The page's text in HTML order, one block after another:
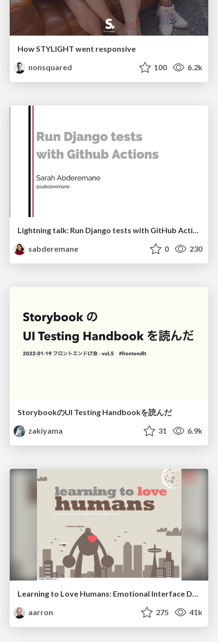
How STYLIGHT went responsive
nonsquared
100 6.2k
Lightning talk: Run Django tests with GitHub Actions
sabderemane
0 230
StorybookのUI Testing Handbookを読んだ
zakiyama
31 6.9k
Learning to Love Humans: Emotional Interface Design
aarron
275 41k